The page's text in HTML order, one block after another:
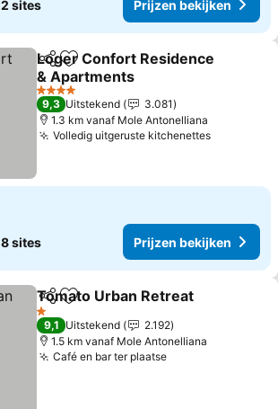
2 sites Prijzen bekijken
DelenToevoegen aan favorieten
Loger Confort Residence
& Apartments
Prijzen bekijken
4 Sterren
9,3 Uitstekend
3.081
1.3 km vanaf Mole Antonelliana
Volledig uitgeruste kitchenettesPrijzen
8 sites Prijzen bekijken
DelenToevoegen aan favorieten
Tomato Urban Retreat
1 Sterren
9,1 Uitstekend
2.192
1.5 km vanaf Mole Antonelliana
Café en bar ter plaatsePrijzen bekijken